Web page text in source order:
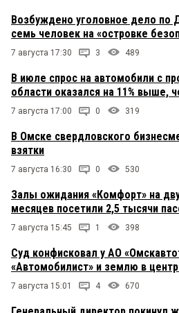
Возбуждено уголовное дело по
семь человек на «островке
7 августа 17:30 3 489
В июле спрос на автомобили с
области оказался на 11% выше,
7 августа 17:00 0 319
В Омске свердловского
взятки
7 августа 16:30 0 530
Залы ожидания «Комфорт» на
месяцев посетили 2,5 тысячи
7 августа 15:45 1 398
Суд конфисковал у АО
«Автомобилист» и землю в
7 августа 15:01 4 670